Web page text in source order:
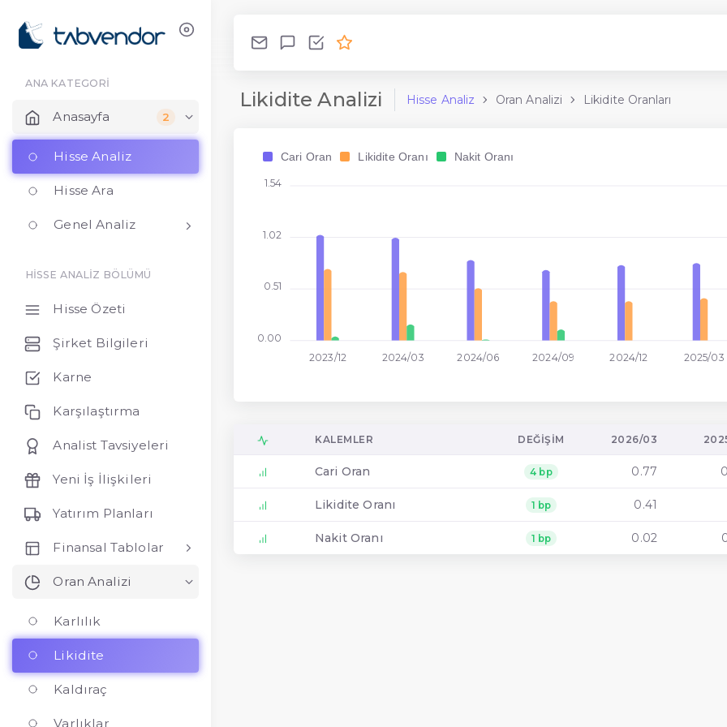
ANA KATEGORİ
Anasayfa 2
Hisse Analiz
Hisse Ara
Genel Analiz
HİSSE ANALİZ BÖLÜMÜ
Hisse Özeti
Şirket Bilgileri
Karne
Karşılaştırma
Analist Tavsiyeleri
Yeni İş İlişkileri
Yatırım Planları
Finansal Tablolar
Oran Analizi
Karlılık
Likidite
Kaldıraç
Varlıklar
Likidite Analizi Hisse Analiz Oran Analizi Likidite Oranları
Cari Oran Likidite Oranı Nakit Oranı
2023/12 2024/03 2024/06 2024/09 2024/12 2025/03
1.54
1.02
0.51
0.00
KALEMLER DEĞIŞIM 2026/03
Cari Oran 4 bp 0.77
Likidite Oranı 1 bp 0.41
Nakit Oranı 1 bp 0.02